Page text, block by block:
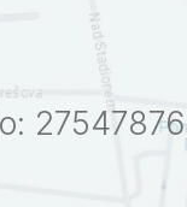
27547876